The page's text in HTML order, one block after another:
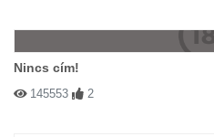
Nincs cím!
145553 2